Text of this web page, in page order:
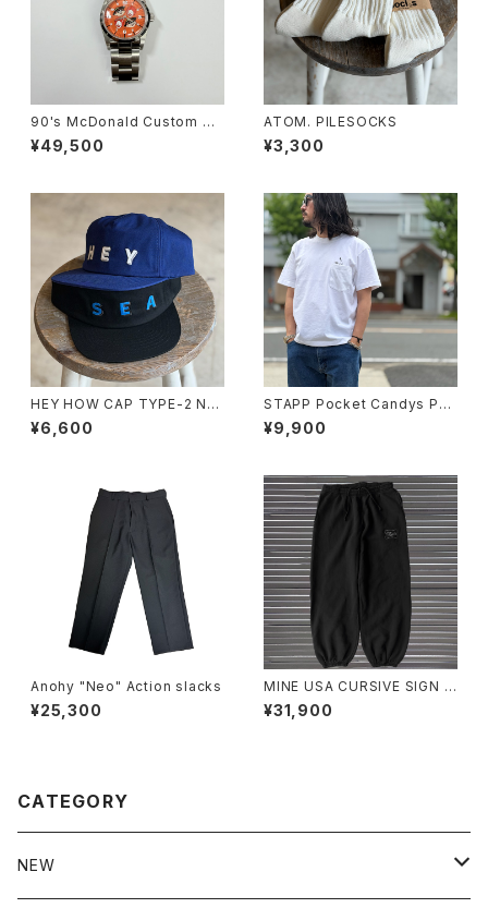
90's McDonald Custom Wa
tch
¥49,500
ATOM. PILESOCKS
¥3,300
HEY HOW CAP TYPE-2 NE
W HERITAGE
¥6,600
STAPP Pocket Candys Poc
ket Tee
¥9,900
Anohy "Neo" Action slacks
¥25,300
MINE USA CURSIVE SIGN S
T PT 16oz
¥31,900
CATEGORY
NEW